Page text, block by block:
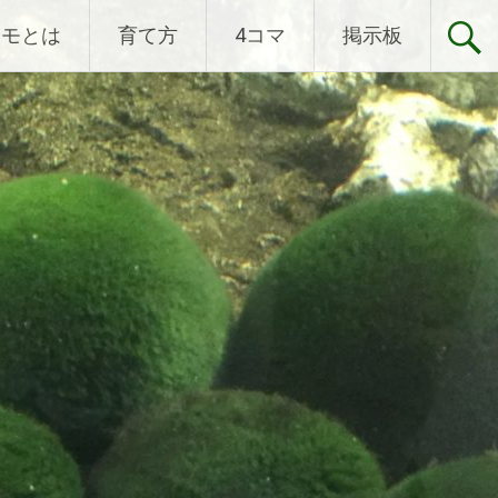
とは 育て方 4コマ 掲示板